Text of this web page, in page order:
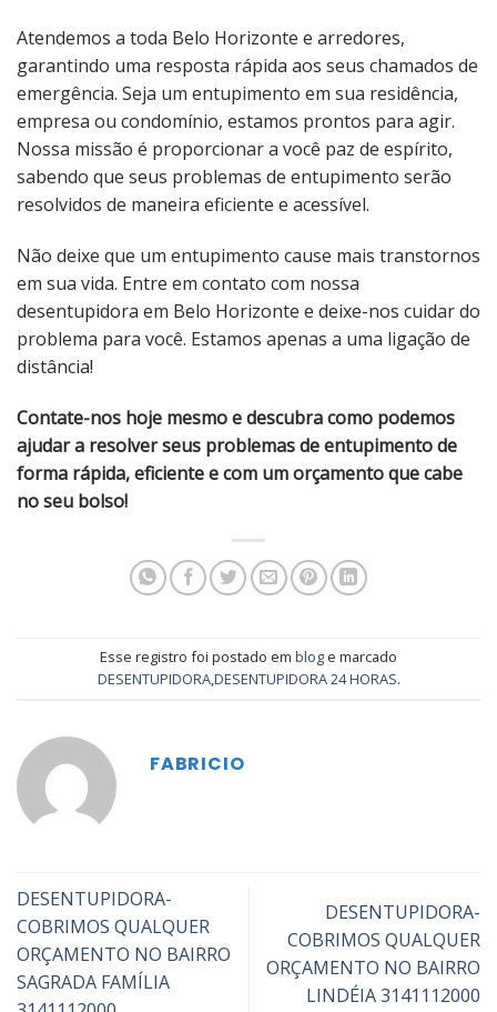
Atendemos a toda Belo Horizonte e arredores,
garantindo uma resposta rápida aos seus chamados de
emergência. Seja um entupimento em sua residência,
empresa ou condomínio, estamos prontos para agir.
Nossa missão é proporcionar a você paz de espírito,
sabendo que seus problemas de entupimento serão
resolvidos de maneira eficiente e acessível.
Não deixe que um entupimento cause mais transtornos
em sua vida. Entre em contato com nossa
desentupidora em Belo Horizonte e deixe-nos cuidar do
problema para você. Estamos apenas a uma ligação de
distância!
Contate-nos hoje mesmo e descubra como podemos
ajudar a resolver seus problemas de entupimento de
forma rápida, eficiente e com um orçamento que cabe
no seu bolso!
Esse registro foi postado em blog e marcado
DESENTUPIDORA,DESENTUPIDORA 24 HORAS.
FABRICIO
DESENTUPIDORA-
COBRIMOS QUALQUER
ORÇAMENTO NO BAIRRO
SAGRADA FAMÍLIA
DESENTUPIDORA-
COBRIMOS QUALQUER
ORÇAMENTO NO BAIRRO
LINDÉIA 3141112000